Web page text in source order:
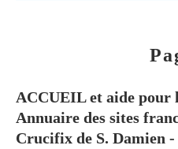
ACCUEIL et aide pour
Annuaire des sites
Crucifix de S. Damien